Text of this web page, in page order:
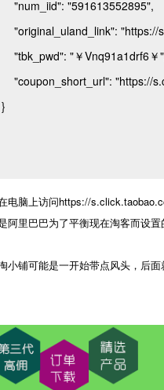
"591613552895",
"https://
"￥Vnq91a1drf6￥
"https://
电脑上访问https://
阿里巴巴为了平衡现在淘客而设置
小铺可能是一开始带点风头，后